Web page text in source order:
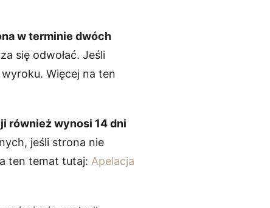
w terminie dwóch
się odwołać. Jeśli
Więcej na ten
również wynosi 14 dni
jeśli strona nie
ten temat tutaj: Apelacja